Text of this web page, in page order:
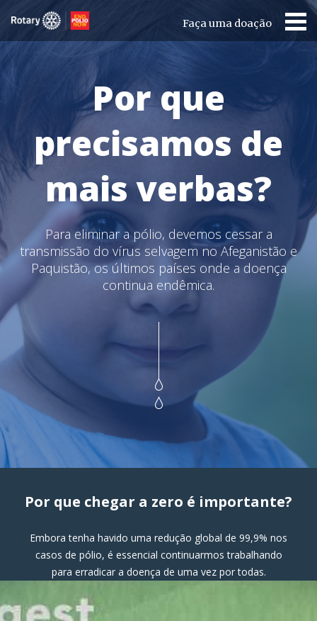
Faça uma doação
Por que
precisamos de
mais verbas?
Para eliminar a pólio, devemos cessar a
transmissão do vírus selvagem no Afeganistão e
Paquistão, os últimos países onde a doença
continua endêmica.
Por que chegar a zero é importante?
Embora tenha havido uma redução global de 99,9% nos
casos de pólio, é essencial continuarmos trabalhando
para erradicar a doença de uma vez por todas.